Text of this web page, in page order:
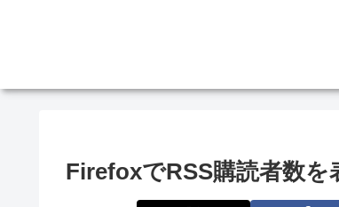
FirefoxでRSS購読者数を